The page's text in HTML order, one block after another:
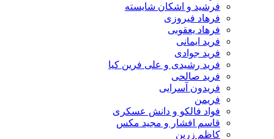
فرشید و اشکان شایسته
فرهاد فیروزی
فرهاد یعقوبی
فرید ایمانی
فرید جوادی
فرید رشیدی و علی فرین کیا
فرید صالحی
فریدون آسرایی
فریمن
فواد فالکو و دانش عسکری
قاسم افشار و مجید مکس
کاظم زرین